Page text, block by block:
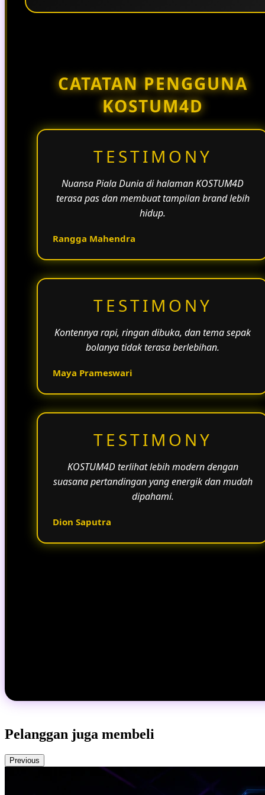
CATATAN PENGGUNA
KOSTUM4D
TESTIMONY
Nuansa Piala Dunia di halaman KOSTUM4D
terasa pas dan membuat tampilan brand lebih
hidup.
Rangga Mahendra
TESTIMONY
Kontennya rapi, ringan dibuka, dan tema sepak
bolanya tidak terasa berlebihan.
Maya Prameswari
TESTIMONY
KOSTUM4D terlihat lebih modern dengan
suasana pertandingan yang energik dan mudah
dipahami.
Dion Saputra
Pelanggan juga membeli
Previous